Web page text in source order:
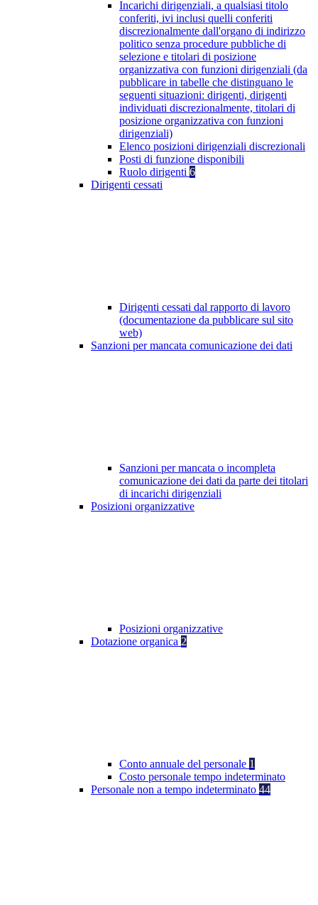
Incarichi dirigenziali, a qualsiasi titolo
conferiti, ivi inclusi quelli conferiti
discrezionalmente dall'organo di indirizzo
politico senza procedure pubbliche di
selezione e titolari di posizione
organizzativa con funzioni dirigenziali (da
pubblicare in tabelle che distinguano le
seguenti situazioni: dirigenti, dirigenti
individuati discrezionalmente, titolari di
posizione organizzativa con funzioni
dirigenziali)
Elenco posizioni dirigenziali discrezionali
Posti di funzione disponibili
Ruolo dirigenti 6
Dirigenti cessati
Dirigenti cessati dal rapporto di lavoro
(documentazione da pubblicare sul sito
web)
Sanzioni per mancata comunicazione dei dati
Sanzioni per mancata o incompleta
comunicazione dei dati da parte dei titolari
di incarichi dirigenziali
Posizioni organizzative
Posizioni organizzative
Dotazione organica 2
Conto annuale del personale 1
Costo personale tempo indeterminato
Personale non a tempo indeterminato 44